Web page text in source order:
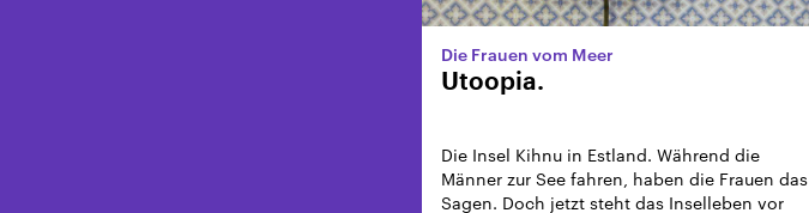
Die Frauen vom Meer
Utoopia.
Die Insel Kihnu in Estland. Während die
Männer zur See fahren, haben die Frauen das
Sagen. Doch jetzt steht das Inselleben vor